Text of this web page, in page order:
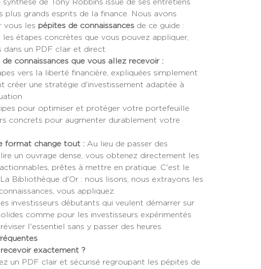
synthèse de Tony Robbins issue de ses entretiens
plus grands esprits de la finance. Nous avons
vous les pépites de connaissances de ce guide :
les étapes concrètes que vous pouvez appliquer,
dans un PDF clair et direct.
de connaissances que vous allez recevoir :
vers la liberté financière, expliquées simplement
créer une stratégie d'investissement adaptée à
pour optimiser et protéger votre portefeuille
concrets pour augmenter durablement votre
format change tout : Au lieu de passer des
lire un ouvrage dense, vous obtenez directement les
prêtes à mettre en pratique. C'est le
Bibliothèque d'Or : nous lisons, nous extrayons les
vous appliquez.
investisseurs débutants qui veulent démarrer sur
comme pour les investisseurs expérimentés
l'essentiel sans y passer des heures.
exactement ?
un PDF clair et sécurisé regroupant les pépites de